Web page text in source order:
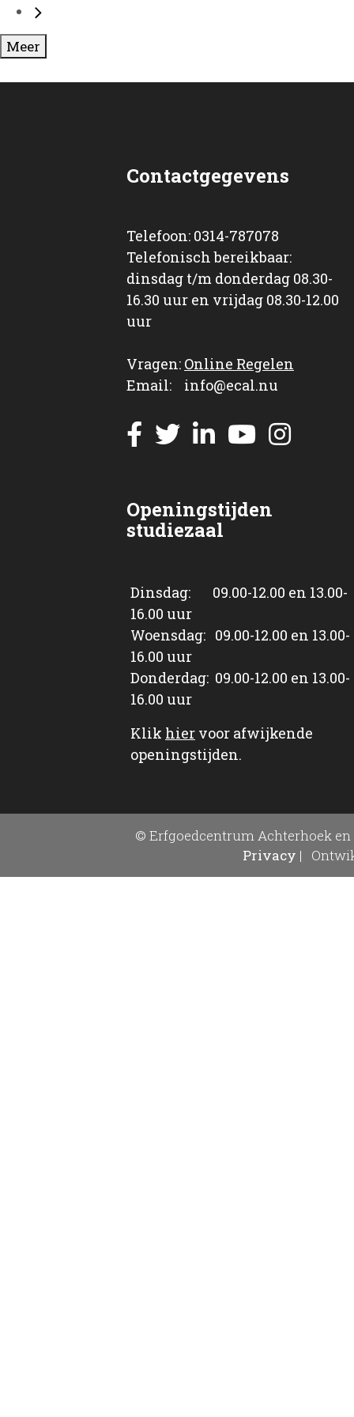
Meer
Contactgegevens
Telefoon: 0314-787078
Telefonisch bereikbaar:
dinsdag t/m donderdag 08.30-
16.30 uur en vrijdag 08.30-12.00
uur
Vragen: Online Regelen
Email: info@ecal.nu
Openingstijden
studiezaal
Dinsdag: 09.00-12.00 en 13.00-
16.00 uur
Woensdag: 09.00-12.00 en 13.00-
16.00 uur
Donderdag: 09.00-12.00 en 13.00-
16.00 uur
Klik hier voor afwijkende
openingstijden.
© Erfgoedcentrum Achterhoek en
Privacy |